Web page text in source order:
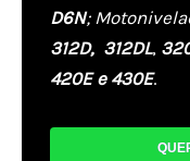
D6N;
312D, 312DL,
420E e 430E.